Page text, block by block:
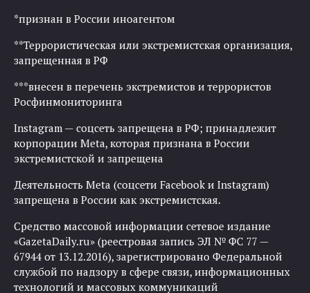
*признан в России иноагентом
**Террористическая или экстремистская организация,
запрещенная в РФ
***внесен в перечень экстремистов и террористов
Росфинмониторинга
Instagram — соцсеть запрещена в РФ; принадлежит
корпорации Meta, которая признана в России
экстремистской и запрещена
Деятельность Meta (соцсети Facebook и Instagram)
запрещена в России как экстремистская.
Средство массовой информации сетевое издание
«GazetaDaily.ru» (реестровая запись ЭЛ № ФС 77 —
67944 от 13.12.2016), зарегистрировано Федеральной
службой по надзору в сфере связи, информационных
технологий и массовых коммуникаций